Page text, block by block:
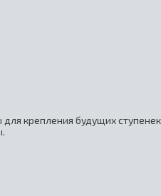
крепления будущих